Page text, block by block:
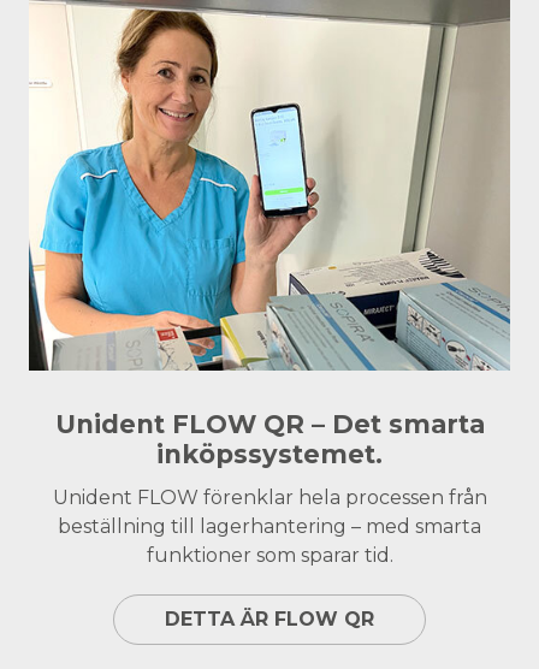
Unident FLOW QR – Det smarta
inköpssystemet.
Unident FLOW förenklar hela processen från
beställning till lagerhantering – med smarta
funktioner som sparar tid.
DETTA ÄR FLOW QR